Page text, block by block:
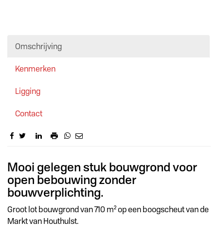
Omschrijving
Kenmerken
Ligging
Contact
Omschrijving
Mooi gelegen stuk bouwgrond voor
open bebouwing zonder
bouwverplichting.
Groot lot bouwgrond van 710 m² op een boogscheut van de
Markt van Houthulst.